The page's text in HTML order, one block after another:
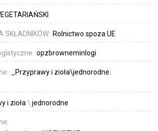
SKŁADNIKÓW: Rolnictwo spoza UE
opzbrowneminlogi
_Przyprawy i zioła\jednorodne
i zioła \ jednorodne